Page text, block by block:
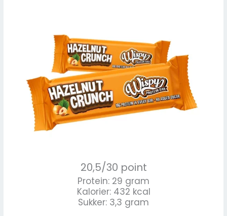
20,5/30 point
Protein: 29 gram
Kalorier: 432 kcal
Sukker: 3,3 gram